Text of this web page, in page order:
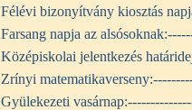
Félévi bizonyítvány kiosztás
Farsang napja az alsósoknak:
Középiskolai jelentkezés
Zrínyi matematikaverseny:
Gyülekezeti vasárnap: